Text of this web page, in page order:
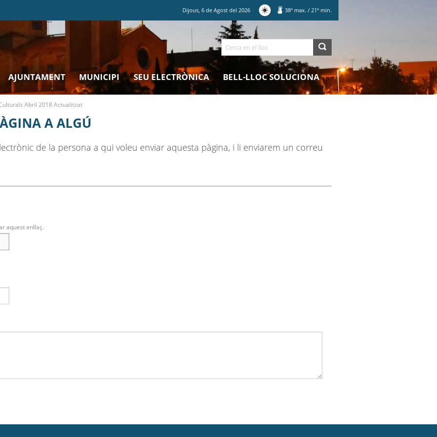
Dijous,6 deAgost del2026 38º max. / 21º min.
Cerca
AJUNTAMENT MUNICIPI SEU ELECTRÒNICA BELL-LLOC SOLUCIONA
Abril 2018 Actualitzat
A ALGÚ
de la persona a qui voleu enviar aquesta pàgina, i li enviarem un correu
aquest enllaç.